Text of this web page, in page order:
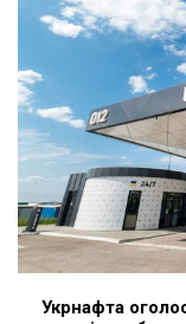
Укрнафта